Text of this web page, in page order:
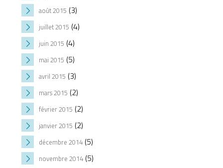
août 2015 (3)
juillet 2015 (4)
juin 2015 (4)
mai 2015 (5)
avril 2015 (3)
mars 2015 (2)
février 2015 (2)
janvier 2015 (2)
décembre 2014(5)
novembre 2014(5)